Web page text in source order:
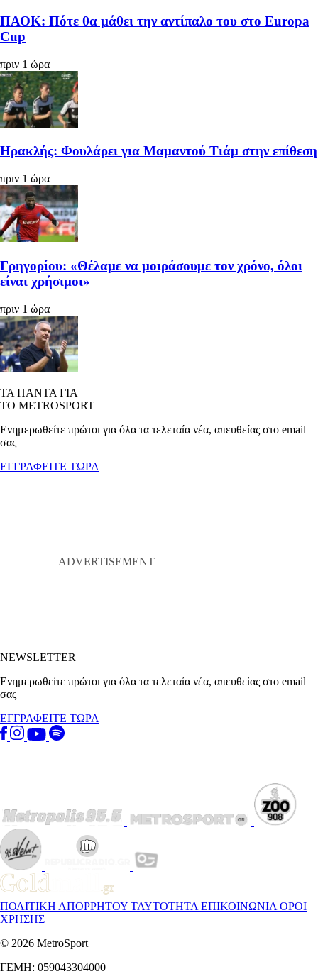
ΠΑΟΚ: Πότε θα μάθει την αντίπαλο του στο Europa
Cup
πριν 1 ώρα
Ηρακλής: Φουλάρει για Μαμαντού Τιάμ στην επίθεση
πριν 1 ώρα
Γρηγορίου: «Θέλαμε να μοιράσουμε τον χρόνο, όλοι
είναι χρήσιμοι»
πριν 1 ώρα
ΤΑ ΠΑΝΤΑ ΓΙΑ
ΤΟ METROSPORT
Ενημερωθείτε πρώτοι για όλα τα τελεταία νέα, απευθείας στο email
σας
ΕΓΓΡΑΦΕΙΤΕ ΤΩΡΑ
NEWSLETTER
Ενημερωθείτε πρώτοι για όλα τα τελεταία νέα, απευθείας στο email
σας
ΕΓΓΡΑΦΕΙΤΕ ΤΩΡΑ
ΠΟΛΙΤΙΚΗ ΑΠΟΡΡΗΤΟΥ ΤΑΥΤΟΤΗΤΑ ΕΠΙΚΟΙΝΩΝΙΑ ΟΡΟΙ
ΧΡΗΣΗΣ
© 2026 MetroSport
ΓΕΜΗ: 059043304000